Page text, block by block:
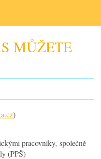
MŮŽETE
)
pracovníky, společně
(PPŠ)